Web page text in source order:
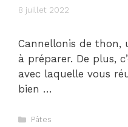
8 juillet 2022
Cannellonis de
à préparer. De plus,
avec laquelle vous
bien …
Catégories
Pâtes